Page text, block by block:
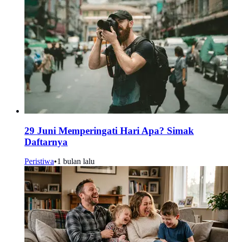
29 Juni Memperingati Hari Apa? Simak
Daftarnya
Peristiwa•1 bulan lalu